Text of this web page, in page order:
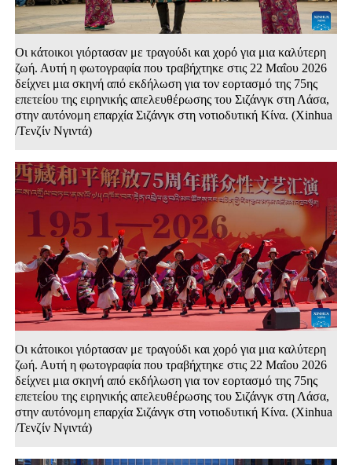
Οι κάτοικοι γιόρτασαν με τραγούδι και χορό για μια καλύτερη
ζωή. Αυτή η φωτογραφία που τραβήχτηκε στις 22 Μαΐου 2026
δείχνει μια σκηνή από εκδήλωση για τον εορτασμό της 75ης
επετείου της ειρηνικής απελευθέρωσης του Σιζάνγκ στη Λάσα,
στην αυτόνομη επαρχία Σιζάνγκ στη νοτιοδυτική Κίνα. (Xinhua
/Τενζίν Νγιντά)
Οι κάτοικοι γιόρτασαν με τραγούδι και χορό για μια καλύτερη
ζωή. Αυτή η φωτογραφία που τραβήχτηκε στις 22 Μαΐου 2026
δείχνει μια σκηνή από εκδήλωση για τον εορτασμό της 75ης
επετείου της ειρηνικής απελευθέρωσης του Σιζάνγκ στη Λάσα,
στην αυτόνομη επαρχία Σιζάνγκ στη νοτιοδυτική Κίνα. (Xinhua
/Τενζίν Νγιντά)